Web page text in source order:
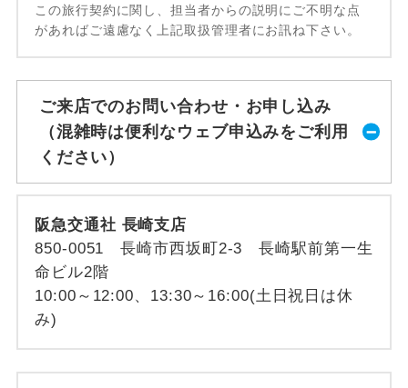
この旅行契約に関し、担当者からの説明にご不明な点
があればご遠慮なく上記取扱管理者にお訊ね下さい。
ご来店でのお問い合わせ・お申し込み
（混雑時は便利なウェブ申込みをご利用
ください）
阪急交通社 長崎支店
850-0051 長崎市西坂町2-3 長崎駅前第一生
命ビル2階
10:00～12:00、13:30～16:00(土日祝日は休
み)